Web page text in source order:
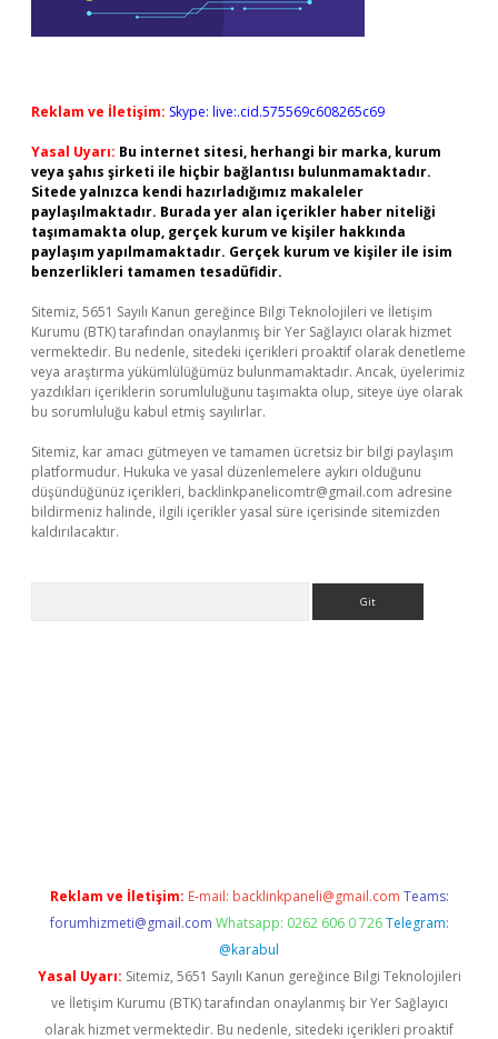
Reklam ve İletişim: Skype: live:.cid.575569c608265c69
Yasal Uyarı: Bu internet sitesi, herhangi bir marka, kurum
veya şahıs şirketi ile hiçbir bağlantısı bulunmamaktadır.
Sitede yalnızca kendi hazırladığımız makaleler
paylaşılmaktadır. Burada yer alan içerikler haber niteliği
taşımamakta olup, gerçek kurum ve kişiler hakkında
paylaşım yapılmamaktadır. Gerçek kurum ve kişiler ile isim
benzerlikleri tamamen tesadüfidir.
Sitemiz, 5651 Sayılı Kanun gereğince Bilgi Teknolojileri ve İletişim
Kurumu (BTK) tarafından onaylanmış bir Yer Sağlayıcı olarak hizmet
vermektedir. Bu nedenle, sitedeki içerikleri proaktif olarak denetleme
veya araştırma yükümlülüğümüz bulunmamaktadır. Ancak, üyelerimiz
yazdıkları içeriklerin sorumluluğunu taşımakta olup, siteye üye olarak
bu sorumluluğu kabul etmiş sayılırlar.
Sitemiz, kar amacı gütmeyen ve tamamen ücretsiz bir bilgi paylaşım
platformudur. Hukuka ve yasal düzenlemelere aykırı olduğunu
düşündüğünüz içerikleri, backlinkpanelicomtr@gmail.com adresine
bildirmeniz halinde, ilgili içerikler yasal süre içerisinde sitemizden
kaldırılacaktır.
Reklam ve İletişim: E-mail: backlinkpaneli@gmail.com Teams:
forumhizmeti@gmail.com Whatsapp: 0262 606 0 726 Telegram:
@karabul
Yasal Uyarı: Sitemiz, 5651 Sayılı Kanun gereğince Bilgi Teknolojileri
ve İletişim Kurumu (BTK) tarafından onaylanmış bir Yer Sağlayıcı
olarak hizmet vermektedir. Bu nedenle, sitedeki içerikleri proaktif